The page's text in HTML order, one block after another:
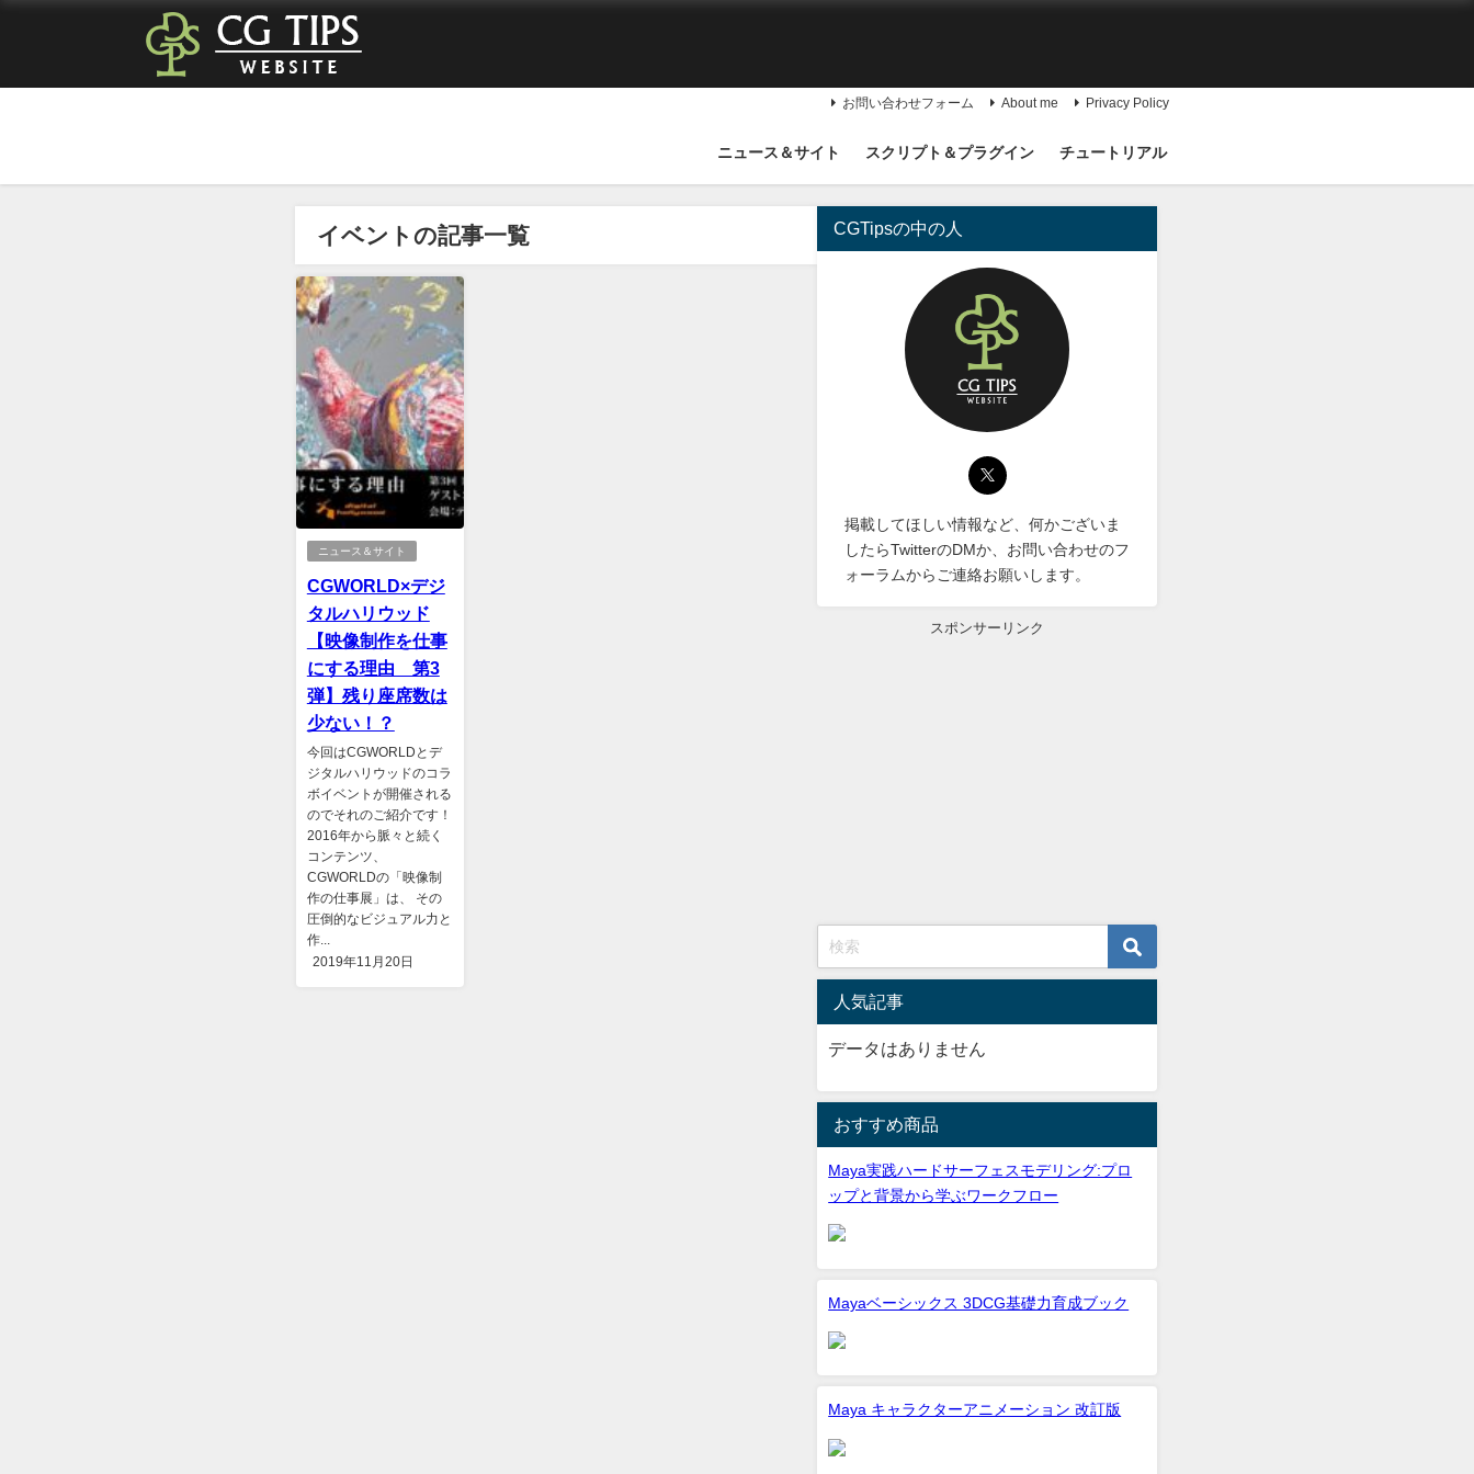
お問い合わせフォーム About me Privacy Policy
ニュース＆サイト スクリプト＆プラグイン チュートリアル
イベントの記事一覧
ニュース＆サイト
CGWORLD×デジ
タルハリウッド
【映像制作を仕事
にする理由 第3
弾】残り座席数は
少ない！？
今回はCGWORLDとデ
ジタルハリウッドのコラ
ボイベントが開催される
のでそれのご紹介です！
2016年から脈々と続く
コンテンツ、
CGWORLDの「映像制
作の仕事展」は、 その
圧倒的なビジュアル力と
作...
2019年11月20日
CGTipsの中の人
掲載してほしい情報など、何かございま
したらTwitterのDMか、お問い合わせのフ
ォーラムからご連絡お願いします。
スポンサーリンク
人気記事
データはありません
おすすめ商品
Maya実践ハードサーフェスモデリング:プロ
ップと背景から学ぶワークフロー
Mayaベーシックス 3DCG基礎力育成ブック
Maya キャラクターアニメーション 改訂版